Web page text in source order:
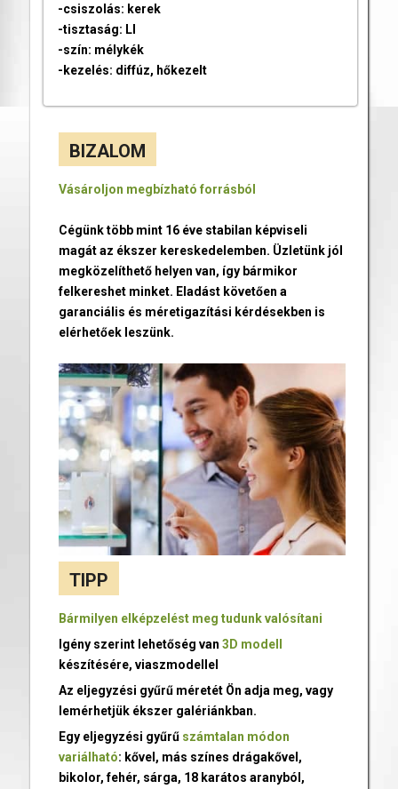
-csiszolás: kerek
-tisztaság: LI
-szín: mélykék
-kezelés: diffúz, hőkezelt
BIZALOM
Vásároljon megbízható forrásból
Cégünk több mint 16 éve stabilan képviseli
magát az ékszer kereskedelemben. Üzletünk jól
megközelíthető helyen van, így bármikor
felkereshet minket. Eladást követően a
garanciális és méretigazítási kérdésekben is
elérhetőek leszünk.
TIPP
Bármilyen elképzelést meg tudunk valósítani
Igény szerint lehetőség van 3D modell
készítésére, viaszmodellel
Az eljegyzési gyűrű méretét Ön adja meg, vagy
lemérhetjük ékszer galériánkban.
Egy eljegyzési gyűrű számtalan módon
variálható: kővel, más színes drágakővel,
bikolor, fehér, sárga, 18 karátos aranyból,